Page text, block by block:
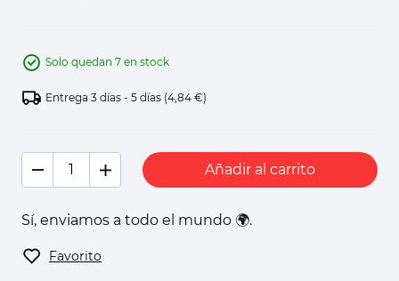
Solo quedan 7 en stock
Entrega 3 días - 5 días (4,84 €)
Añadir al carrito
Sí, enviamos a todo el mundo 🌍.
Favorito